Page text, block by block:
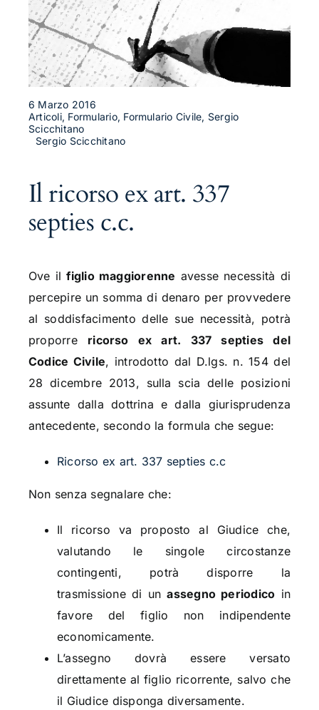
6 Marzo 2016
Articoli, Formulario, Formulario Civile, Sergio
Scicchitano
Sergio Scicchitano
Il ricorso ex art. 337
septies c.c.
Ove ilfiglio maggiorenne avesse necessità di
percepire un somma di denaro per provvedere
al soddisfacimento delle sue necessità, potrà
proporre ricorso ex art. 337 septies del
Codice Civile, introdotto dal D.lgs. n. 154 del
28 dicembre 2013, sulla scia delle posizioni
assunte dalla dottrina e dalla giurisprudenza
antecedente, secondo la formula che segue:
Ricorso ex art. 337 septies c.c
Non senza segnalare che:
Il ricorso va proposto al Giudice che,
valutando le singole circostanze
contingenti, potrà disporre la
trasmissione di unassegno periodico in
favore del figlio non indipendente
economicamente.
L’assegno dovrà essere versato
direttamente al figlio ricorrente, salvo che
il Giudice disponga diversamente.